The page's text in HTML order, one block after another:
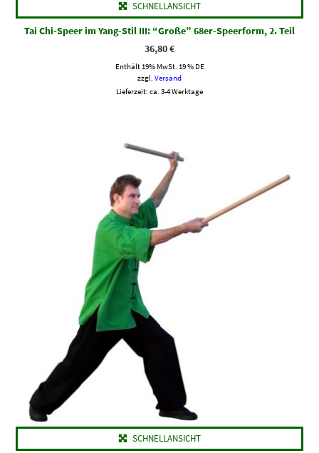
SCHNELLANSICHT
Tai Chi-Speer im Yang-Stil III: “Große” 68er-Speerform, 2. Teil
36,80€
Enthält 19% MwSt. 19 % DE
zzgl. Versand
Lieferzeit: ca. 3-4 Werktage
SCHNELLANSICHT